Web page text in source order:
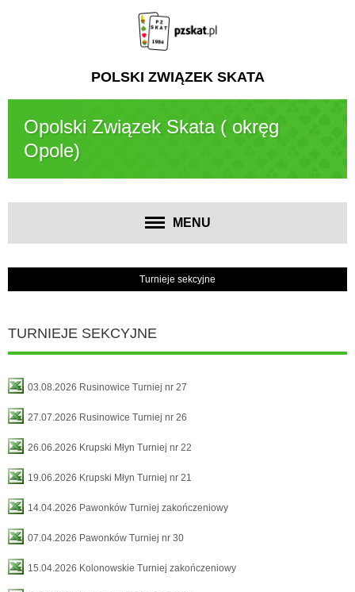
POLSKI ZWIĄZEK SKATA
Opolski Związek Skata ( okręg
Opole)
MENU
Turnieje sekcyjne
TURNIEJE SEKCYJNE
03.08.2026 Rusinowice Turniej nr 27
27.07.2026 Rusinowice Turniej nr 26
26.06.2026 Krupski Młyn Turniej nr 22
19.06.2026 Krupski Młyn Turniej nr 21
14.04.2026 Pawonków Turniej zakończeniowy
07.04.2026 Pawonków Turniej nr 30
15.04.2026 Kolonowskie Turniej zakończeniowy